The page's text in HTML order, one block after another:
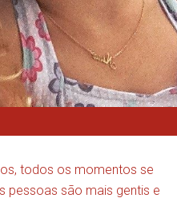
todos os momentos se
pessoas são mais gentis e